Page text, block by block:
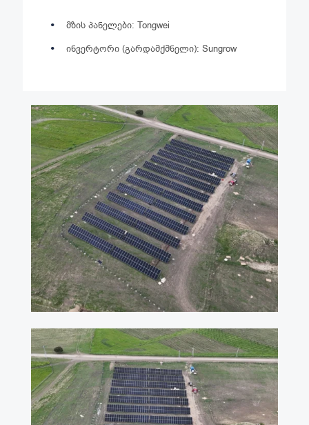
მზის პანელები: Tongwei
ინვერტორი (გარდამქმნელი): Sungrow